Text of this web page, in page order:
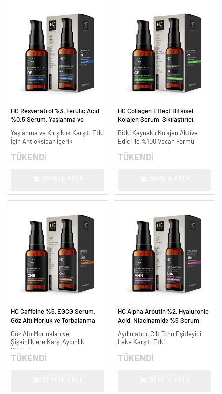
HC Resveratrol %3, Ferulic Acid
%0.5 Serum, Yaşlanma ve
Yaşlanma ve Kırışıklık Karşıtı Etki
İçin Antioksidan İçerik
TÜKENDİ
HC Collagen Effect Bitkisel
Kolajen Serum, Sıkılaştırıcı,
Bitki Kaynaklı Kolajen Aktive
Edici ile %100 Vegan Formül
TÜKENDİ
HC Caffeine %5, EGCG Serum,
Göz Altı Morluk ve Torbalanma
Göz Altı Morlukları ve
Şişkinliklere Karşı Aydınlık
Görünüm
TÜKENDİ
HC Alpha Arbutin %2, Hyaluronic
Acid, Niacinamide %5 Serum,
ml.
Aydınlatıcı, Cilt Tonu Eşitleyici
Leke Karşıtı Etki
TÜKENDİ